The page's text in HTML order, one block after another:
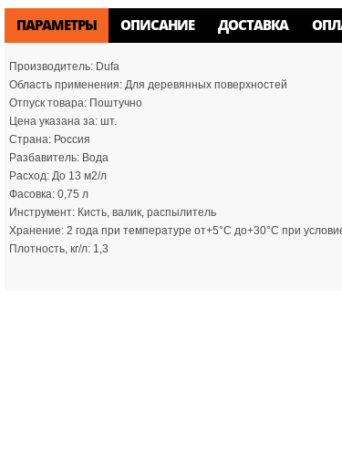
ПАРАМЕТРЫ ОПИСАНИЕ ДОСТАВКА
Производитель:Dufa
Область применения:Для деревянных поверхностей
Отпуск товара:Поштучно
Цена указана за:шт.
Страна:Россия
Разбавитель:Вода
Расход:До 13 м2/л
Фасовка:0,75 л
Инструмент:Кисть, валик, распылитель
Хранение:2 года при температуре от+5°С до+30°С при
Плотность, кг/л:1,3